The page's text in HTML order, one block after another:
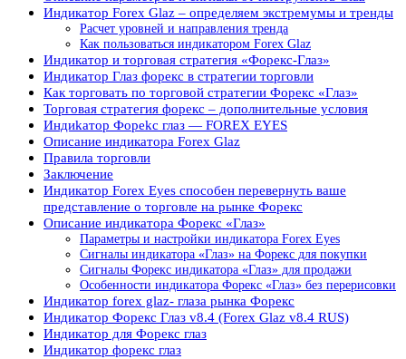
Индикатор Forex Glaz – определяем экстремумы и тренды
Расчет уровней и направления тренда
Как пользоваться индикатором Forex Glaz
Индикатор и торговая стратегия «Форекс-Глаз»
Индикатор Глаз форекс в стратегии торговли
Как торговать по торговой стратегии Форекс «Глаз»
Торговая стратегия форекс – дополнительные условия
Индиkaтop Фopekc глaз — FOREX EYES
Описание индикатора Forex Glaz
Правила торговли
Заключение
Индикатор Forex Eyes способен перевернуть ваше
представление о торговле на рынке Форекс
Описание индикатора Форекс «Глаз»
Параметры и настройки индикатора Forex Eyes
Сигналы индикатора «Глаз» на Форекс для покупки
Сигналы Форекс индикатора «Глаз» для продажи
Особенности индикатора Форекс «Глаз» без перерисовки
Индикатор forex glaz- глаза рынка Форекс
Индикатор Форекс Глаз v8.4 (Forex Glaz v8.4 RUS)
Индикатор для Форекс глаз
Индикатор форекс глаз